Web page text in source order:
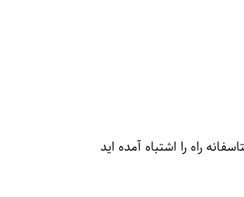
راه را اشتباه آمده اید